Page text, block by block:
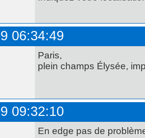
06:34:49
Paris,
plein champs Élysée,
09:32:10
En edge pas de